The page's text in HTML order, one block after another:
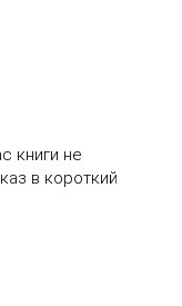
книги не
в короткий